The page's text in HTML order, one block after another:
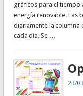
gráficos para el tiempo
energía renovable. Las
diariamente la
cada día. Se …
23/